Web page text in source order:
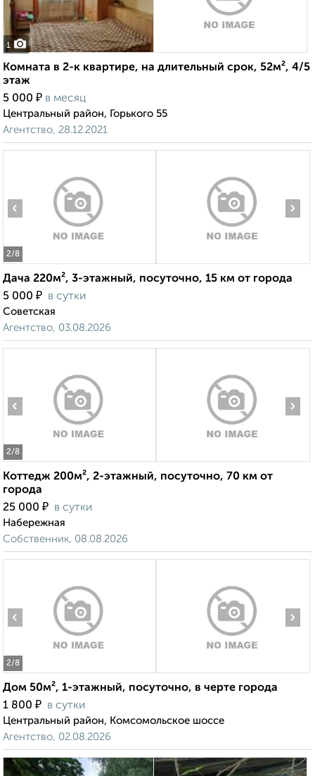
1
Комната в 2-к квартире, на длительный срок, 52м², 4/5
этаж
5 000 ₽ в месяц
Центральный район, Горького 55
Агентство, 28.12.2021
2/8
‹ ›
Дача 220м², 3-этажный, посуточно, 15 км от города
5 000 ₽ в сутки
Советская
Агентство, 03.08.2026
2/8
‹ ›
Коттедж 200м², 2-этажный, посуточно, 70 км от
города
25 000 ₽ в сутки
Набережная
Собственник, 08.08.2026
2/8
‹ ›
Дом 50м², 1-этажный, посуточно, в черте города
1 800 ₽ в сутки
Центральный район, Комсомольское шоссе
Агентство, 02.08.2026